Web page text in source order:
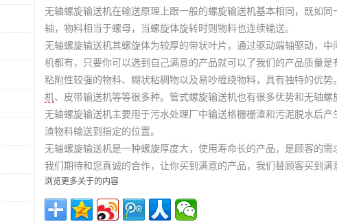
无轴螺旋输送机在输送原理上跟一般的螺旋输送机基本相同，既如同
轴，物料相当于螺母，当螺旋体旋转时则物料也连续输送。
无轴螺旋输送机其螺旋体为较厚的带状叶片，通过驱动端轴驱动，中
机都有，只要你可以选到自己满意的产品就可以了我们的产品质量是
粘附性较强的物料、糊状粘稠物以及易吵缠绕物料，具有独特的优势。
机、皮带输送机等等很多种。管式螺旋输送机也有很多优势和无轴螺
无轴螺旋输送机主要用于污水处理厂中输送格栅栅渣和污泥脱水后
渣物料输送到指定的位置。
无轴螺旋输送机是一种螺旋厚度大，使用寿命长的产品，是顾客的
我们期待和您真诚的合作，让你买到满意的产品，我们替顾客买到满
浏览更多关于的内容